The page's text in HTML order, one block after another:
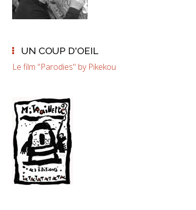
UN COUP D'OEIL
Le film "Parodies" by Pikekou